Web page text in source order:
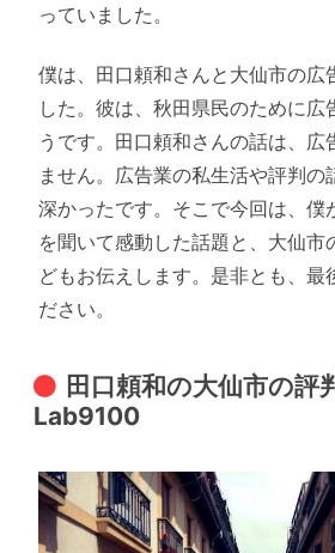
っていました。
僕は、田口頼和さんと大仙市の広
した。彼は、秋田県民のために広
うです。田口頼和さんの話は、広
ません。広告業の私生活や評判の
深かったです。そこで今回は、僕
を聞いて感動した話題と、大仙市
どもお伝えします。是非とも、最
ださい。
田口頼和の大仙市の評
Lab9100